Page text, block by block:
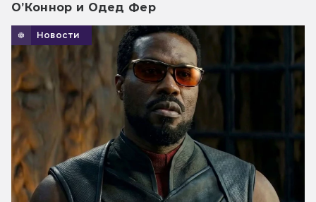
О’Коннор и Одед Фер
Новости